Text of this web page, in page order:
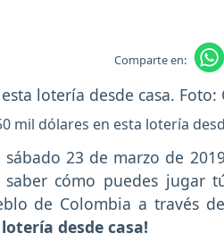
Comparte en:
mil dólares en esta lotería
23 de marzo de
cómo puedes jugar
de Colombia a través
desde casa!